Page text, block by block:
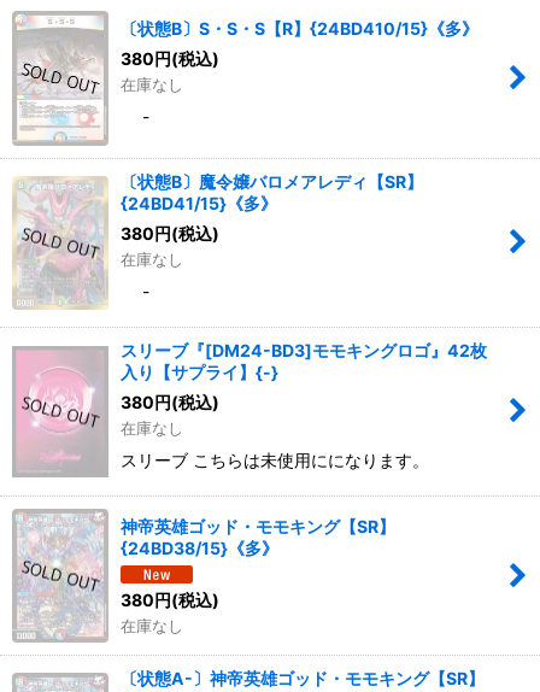
〔状態B〕S・S・S【R】{24BD410/15}《多》
380円(税込)
在庫なし
-
〔状態B〕魔令嬢バロメアレディ【SR】
{24BD41/15}《多》
380円(税込)
在庫なし
-
スリーブ『[DM24-BD3]モモキングロゴ』42枚
入り【サプライ】{-}
380円(税込)
在庫なし
スリーブ こちらは未使用にになります。
神帝英雄ゴッド・モモキング【SR】
{24BD38/15}《多》
380 円(税込)
在庫なし
〔状態A-〕神帝英雄ゴッド・モモキング【SR】